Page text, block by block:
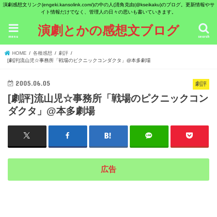
演劇感想文リンク(engeki.kansolink.com/)の中の人(清角克由(@kseikaku)のブログ。更新情報やサ
イト情報だけでなく、管理人の日々の思いも書いていきます。
演劇とかの感想文ブログ search
menu
HOME 各種感想
劇評
[劇評]流山児☆事務所「戦場のピクニックコンダクタ」@本多劇場
劇評
2005.06.05
[劇評]流山児☆事務所「戦場のピクニックコン
ダクタ」@本多劇場
広告